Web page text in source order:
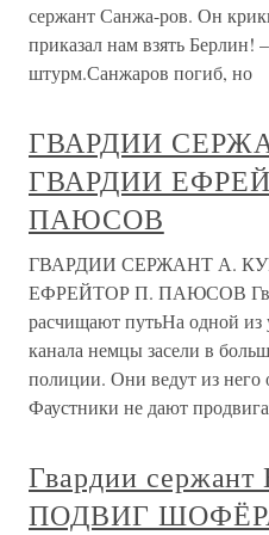
сержант Санжа-ров. Он
приказал нам взять Берлин!
штурм.Санжаров погиб, но
ГВАРДИИ
ГВАРДИИ
ПАЮСОВ
ГВАРДИИ СЕРЖАНТ А.
ЕФРЕЙТОР П. ПАЮСОВ
расчищают путьНа одной из
канала немцы засели в
полиции. Они ведут из него
Фаустники не дают
Гвардии
ПОДВИГ